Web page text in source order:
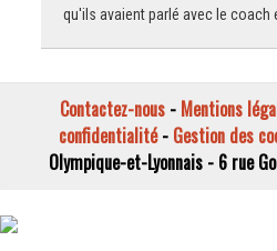
qu'ils avaient parlé avec le coach
Contactez-nous - Mentions
confidentialité- Gestion des
Olympique-et-Lyonnais - 6 rue